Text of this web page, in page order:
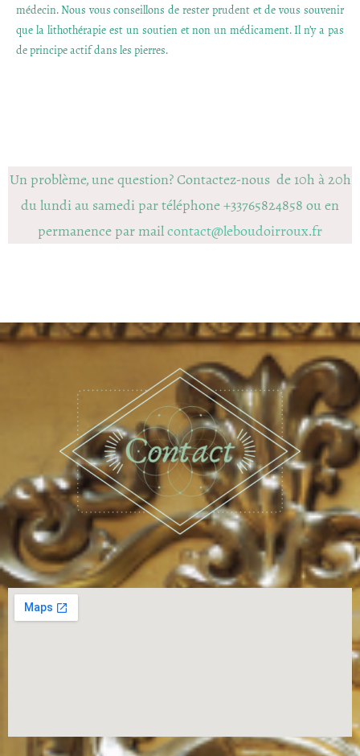
médecin. Nous vous conseillons de rester prudent et de vous souvenir
que la lithothérapie est un soutien et non un médicament. Il n’y a pas
de principe actif dans les pierres.
Un problème, une question? Contactez-nous de 10h à 20h
du lundi au samedi par téléphone +33765824858 ou en
permanence par mailcontact@leboudoirroux.fr